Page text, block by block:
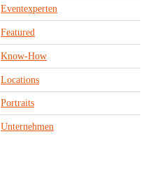
Eventexperten
Featured
Know-How
Locations
Portraits
Unternehmen